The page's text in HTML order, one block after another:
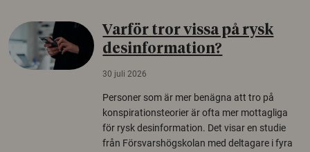
Varför tror vissa på rysk
desinformation?
30 juli 2026
Personer som är mer benägna att tro på
konspirationsteorier är ofta mer mottagliga
för rysk desinformation. Det visar en studie
från Försvarshögskolan med deltagare i fyra